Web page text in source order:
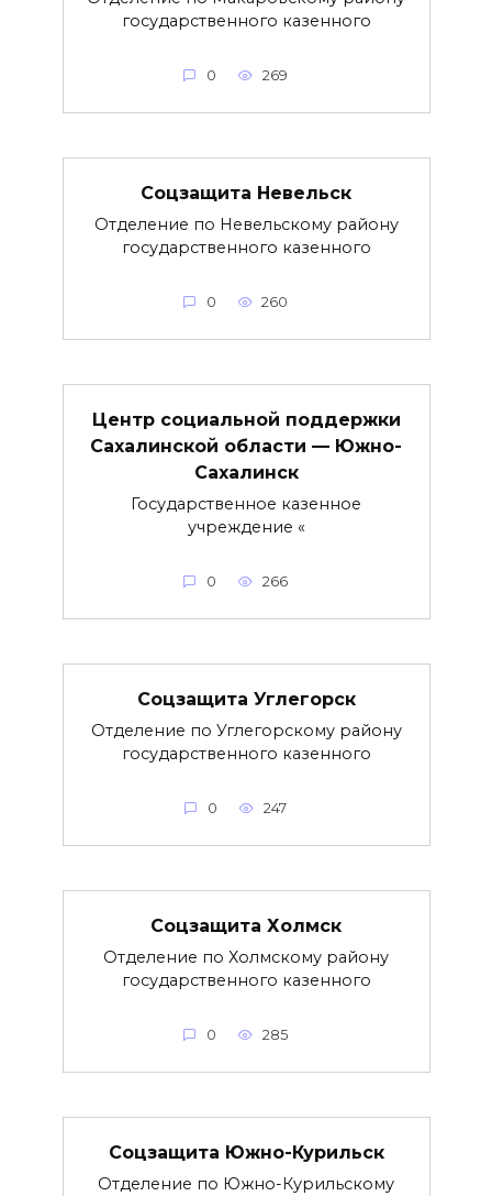
государственного казенного
0 269
Соцзащита Невельск
Отделение по Невельскому району
государственного казенного
0 260
Центр социальной поддержки
Сахалинской области — Южно-
Сахалинск
Государственное казенное
учреждение «
0 266
Соцзащита Углегорск
Отделение по Углегорскому району
государственного казенного
0 247
Соцзащита Холмск
Отделение по Холмскому району
государственного казенного
0 285
Соцзащита Южно-Курильск
Отделение по Южно-Курильскому